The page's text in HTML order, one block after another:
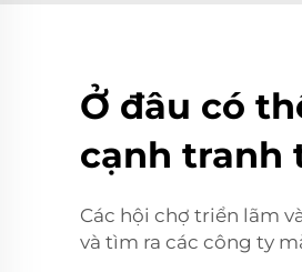
Ở đâu có
cạnh tranh
Các hội chợ triển lãm
và tìm ra các công ty